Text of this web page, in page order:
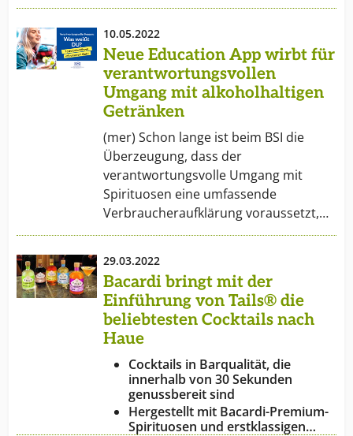
10.05.2022
Neue Education App wirbt für
verantwortungsvollen
Umgang mit alkoholhaltigen
Getränken
(mer) Schon lange ist beim BSI die
Überzeugung, dass der
verantwortungsvolle Umgang mit
Spirituosen eine umfassende
Verbraucheraufklärung voraussetzt,…
29.03.2022
Bacardi bringt mit der
Einführung von Tails® die
beliebtesten Cocktails nach
Haue
Cocktails in Barqualität, die
innerhalb von 30 Sekunden
genussbereit sind
Hergestellt mit Bacardi-Premium-
Spirituosen und erstklassigen…